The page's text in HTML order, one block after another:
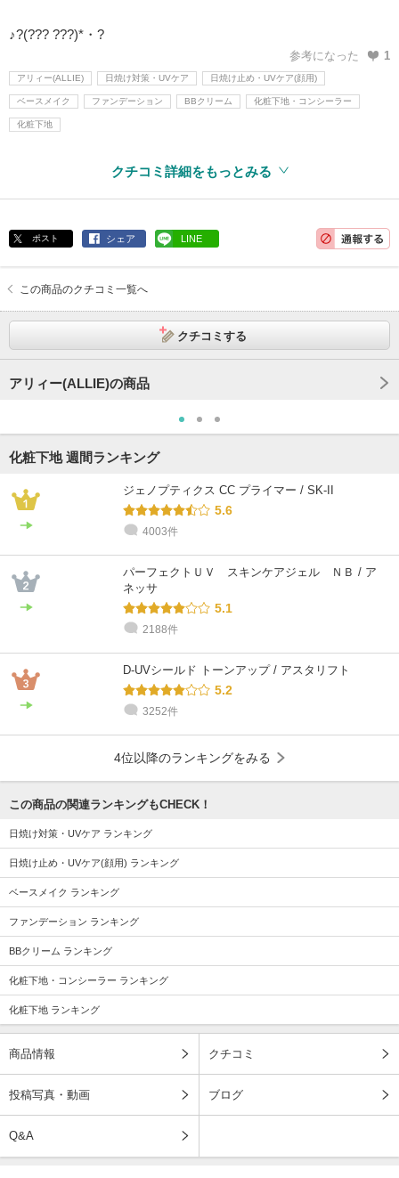
♪?(??? ???)*・?
参考になった 1
アリィー(ALLIE) 日焼け対策・UVケア 日焼け止め・UVケア(顔用)
ベースメイク ファンデーション BBクリーム 化粧下地・コンシーラー
化粧下地
クチコミ詳細をもっとみる
ポスト シェア LINE
この商品のクチコミ一覧へ
クチコミする
アリィー(ALLIE)の商品
化粧下地 週間ランキング
ジェノプティクス CC プライマー / SK-II
5.6
4003件
パーフェクトＵＶ スキンケアジェル ＮＢ / ア
ネッサ
5.1
2188件
D-UVシールド トーンアップ / アスタリフト
5.2
3252件
4位以降のランキングをみる
この商品の関連ランキングもCHECK！
日焼け対策・UVケア ランキング
日焼け止め・UVケア(顔用) ランキング
ベースメイク ランキング
ファンデーション ランキング
BBクリーム ランキング
化粧下地・コンシーラー ランキング
化粧下地 ランキング
商品情報 クチコミ
投稿写真・動画 ブログ
Q&A